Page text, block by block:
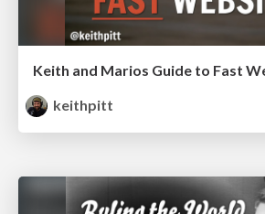
Keith and Marios Guide to Fast
keithpitt